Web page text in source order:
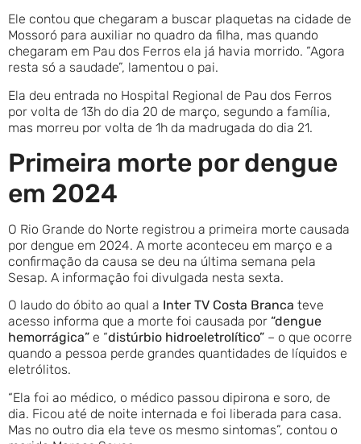
Ele contou que chegaram a buscar plaquetas na cidade de
Mossoró para auxiliar no quadro da filha, mas quando
chegaram em Pau dos Ferros ela já havia morrido. “Agora
resta só a saudade”, lamentou o pai.
Ela deu entrada no Hospital Regional de Pau dos Ferros
por volta de 13h do dia 20 de março, segundo a família,
mas morreu por volta de 1h da madrugada do dia 21.
Primeira morte por dengue
em 2024
O Rio Grande do Norte registrou a primeira morte causada
por dengue em 2024. A morte aconteceu em março e a
confirmação da causa se deu na última semana pela
Sesap. A informação foi divulgada nesta sexta.
O laudo do óbito ao qual a Inter TV Costa Branca teve
acesso informa que a morte foi causada por “dengue
hemorrágica” e “distúrbio hidroeletrolítico” – o que ocorre
quando a pessoa perde grandes quantidades de líquidos e
eletrólitos.
“Ela foi ao médico, o médico passou dipirona e soro, de
dia. Ficou até de noite internada e foi liberada para casa.
Mas no outro dia ela teve os mesmo sintomas”, contou o